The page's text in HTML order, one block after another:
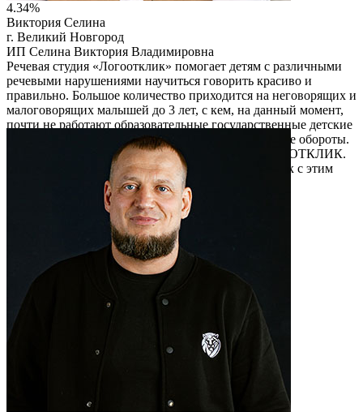
4.34%
Виктория Селина
г. Великий Новгород
ИП Селина Виктория Владимировна
Речевая студия «Логоотклик» помогает детям с различными
речевыми нарушениями научиться говорить красиво и
правильно. Большое количество приходится на неговорящих и
малоговорящих малышей до 3 лет, с кем, на данный момент,
почти не работают образовательные государственные детские
сады. Речевая студия набирает каждый год хорошие обороты.
Упакована также франшиза речевых студий ЛОГООТКЛИК.
И, в данный момент, работают еще несколько точек с этим